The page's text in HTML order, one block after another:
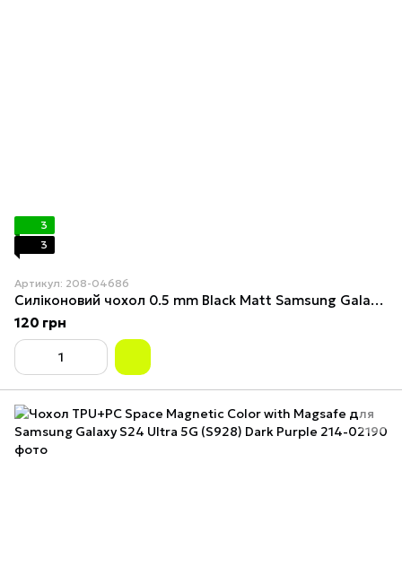
3
3
Артикул: 208-04686
Силіконовий чохол 0.5 mm Black Matt Samsung Galaxy S24 Ultra
120 грн